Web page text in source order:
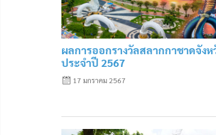
ผลการออกรางวัลสลากกาชาดจัง
ประจำปี 2567
17 มกราคม 2567